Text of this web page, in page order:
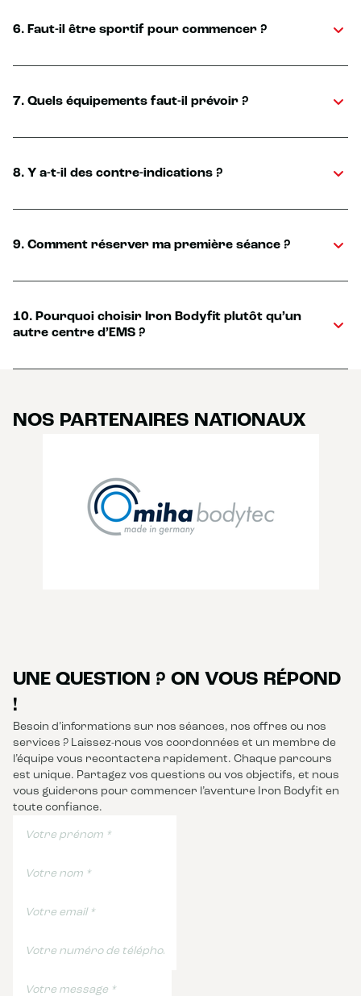
6. Faut-il être sportif pour commencer ?
7. Quels équipements faut-il prévoir ?
8. Y a-t-il des contre-indications ?
9. Comment réserver ma première séance ?
10. Pourquoi choisir Iron Bodyfit plutôt qu’un
autre centre d’EMS ?
NOS PARTENAIRES NATIONAUX
UNE QUESTION ? ON VOUS RÉPOND
!
Besoin d’informations sur nos séances, nos offres ou nos
services ? Laissez-nous vos coordonnées et un membre de
l’équipe vous recontactera rapidement. Chaque parcours
est unique. Partagez vos questions ou vos objectifs, et nous
vous guiderons pour commencer l’aventure Iron Bodyfit en
toute confiance.